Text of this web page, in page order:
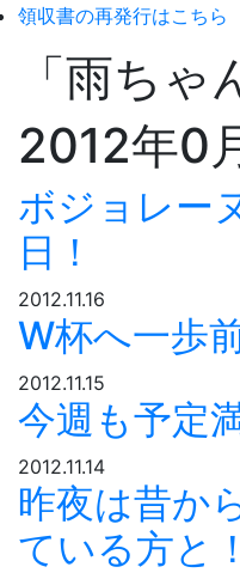
領収書の再発行はこちら
「雨ちゃ
2012年0
ボジョレー
日！
2012.11.16
W杯へ一歩
2012.11.15
今週も予定
2012.11.14
昨夜は昔か
ている方と！